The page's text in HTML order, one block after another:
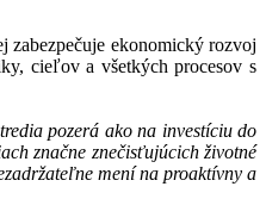
zabezpečuje ekonomický rozvoj
cieľov a všetkých procesov s
pozerá ako na investíciu do
značne znečisťujúcich životné
mení na proaktívny a